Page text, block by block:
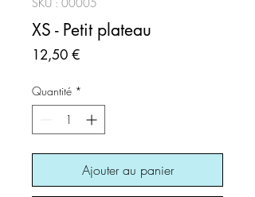
XS - Petit plateau
12,50 €Prix
Quantité *
Ajouter au panier